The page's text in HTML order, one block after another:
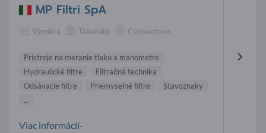
MP Filtri SpA
Výrobca Taliansko Celosvetovo
Prístroje na meranie tlaku a manometre
Hydraulické filtre
Filtračná technika
Odsávacie filtre
Priemyselné filtre
Stavoznaky
...
Viac informácií-